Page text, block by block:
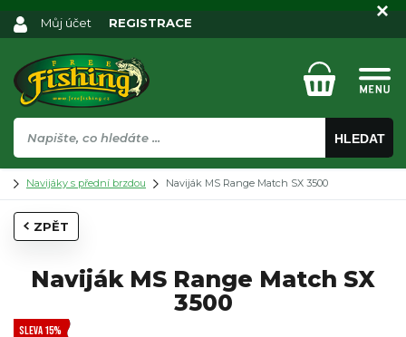
HLEDAT
Můj účet REGISTRACE
Navijáky s přední brzdou Naviják MS Range Match SX 3500
ZPĚT
Naviják MS Range Match SX
3500
SLEVA 15%